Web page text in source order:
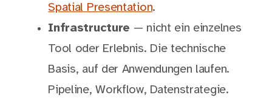
Spatial Presentation.
Infrastructure — nicht ein einzelnes
Tool oder Erlebnis. Die technische
Basis, auf der Anwendungen laufen.
Pipeline, Workflow, Datenstrategie.